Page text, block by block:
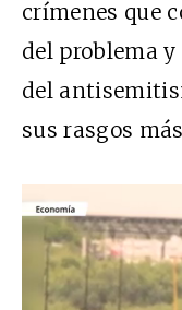
crímenes que
del problema
del
sus rasgos